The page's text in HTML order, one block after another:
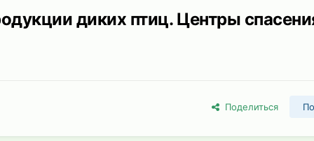
диких птиц. Центры
Поделиться